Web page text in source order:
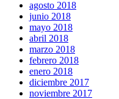
agosto 2018
junio 2018
mayo 2018
abril 2018
marzo 2018
febrero 2018
enero 2018
diciembre 2017
noviembre 2017